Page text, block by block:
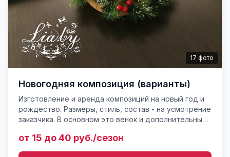
17 фото
Новогодняя композиция (варианты)
Изготовление и аренда композиций на новый год и
рождество. Размеры, стиль, состав - на усмотрение
заказчика. В основном это венок и дополнительный
подве...
от 15 до 40 руб./сезон